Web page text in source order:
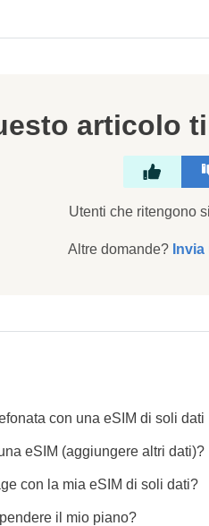
articolo
Utenti che ritengono
Altre domande?
con una eSIM di soli dati
eSIM (aggiungere altri dati)?
con la mia eSIM di soli dati?
il mio piano?